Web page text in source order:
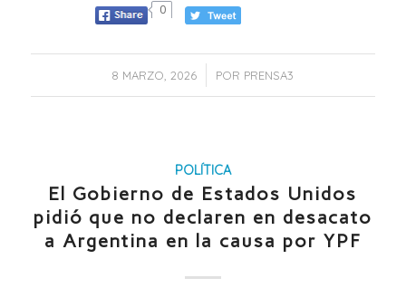
0
8 MARZO, 2026
/ POR PRENSA3
POLÍTICA
El Gobierno de Estados Unidos
pidió que no declaren en desacato
a Argentina en la causa por YPF